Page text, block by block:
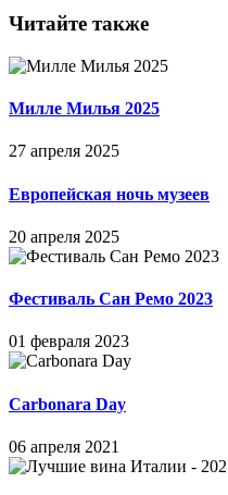
Читайте также
Милле Милья 2025
27 апреля 2025
Европейская ночь музеев
20 апреля 2025
Фестиваль Сан Ремо 2023
01 февраля 2023
Carbonara Day
06 апреля 2021